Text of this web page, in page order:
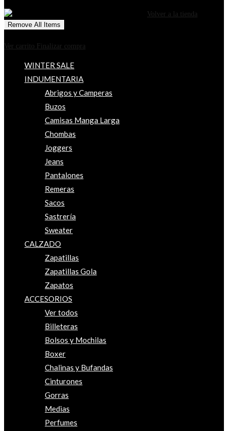
Volver a la tienda
Remove All Items
Ver carrito
Finalizar compra
WINTER SALE
INDUMENTARIA
Abrigos y Camperas
Buzos
Camisas Manga Larga
Chombas
Joggers
Jeans
Pantalones
Remeras
Sacos
Sastrería
Sweater
CALZADO
Zapatillas
Zapatillas Gola
Zapatos
ACCESORIOS
Ver todos
Billeteras
Bolsos y Mochilas
Boxer
Chalinas y Bufandas
Cinturones
Gorras
Medias
Perfumes